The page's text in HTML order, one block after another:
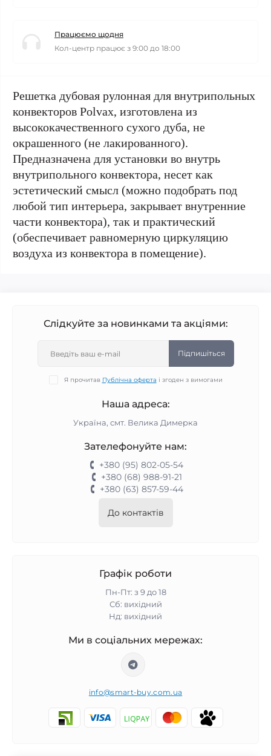
Працюємо щодня
Кол-центр працює з 9:00 до 18:00
Решетка дубовая рулонная для внутрипольных
конвекторов Polvax, изготовлена из
высококачественного сухого дуба, не
окрашенного (не лакированного).
Предназначена для установки во внутрь
внутрипольного конвектора, несет как
эстетический смысл (можно подобрать под
любой тип интерьера, закрывает внутренние
части конвектора), так и практический
(обеспечивает равномерную циркуляцию
воздуха из конвектора в помещение).
Слідкуйте за новинками та акціями:
Підпишіться
Я прочитав Публічна оферта і згоден з вимогами
Наша адреса:
Україна, смт. Велика Димерка
Зателефонуйте нам:
+380 (95) 802-05-54
+380 (68) 988-91-21
+380 (63) 857-59-44
До контактів
Графік роботи
Пн-Пт: з 9 до 18
Сб: вихідний
Нд: вихідний
Ми в соціальних мережах:
info@smart-buy.com.ua